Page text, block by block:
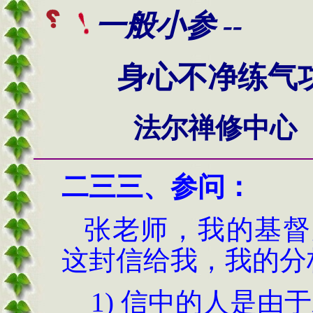
一般小参 --
身心不净练气
法尔禅修中心
二三三、 参问 ：
张老师，我的基
这封信给我，我的
1) 信中的人是由